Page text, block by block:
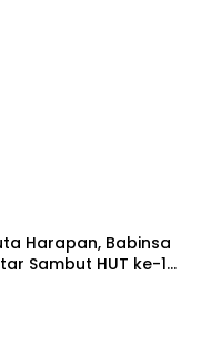
Harapan, Babinsa
Sambut HUT ke-1